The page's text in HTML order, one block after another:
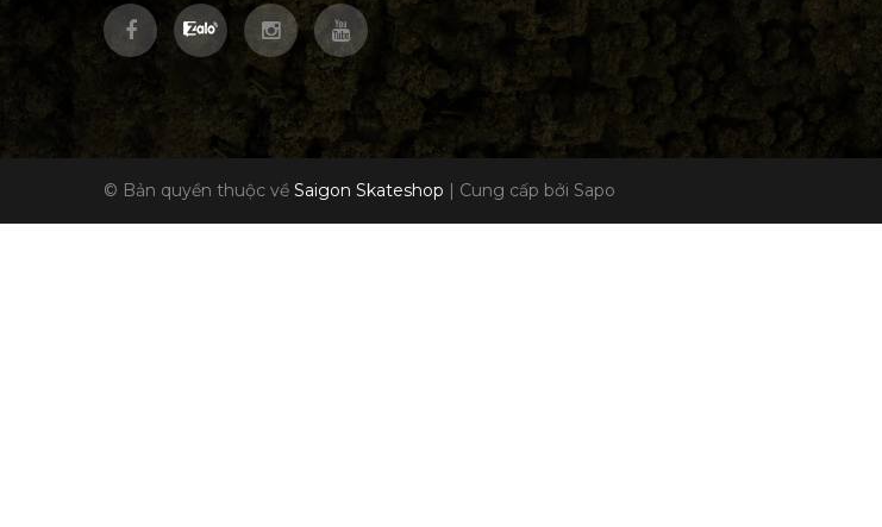
© Bản quyền thuộc về Saigon Skateshop | Cung cấp bởi Sapo